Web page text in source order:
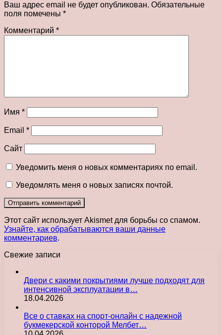
Ваш адрес email не будет опубликован. Обязательные
поля помечены *
Комментарий *
Имя *
Email *
Сайт
Уведомить меня о новых комментариях по email.
Уведомлять меня о новых записях почтой.
Этот сайт использует Akismet для борьбы со спамом.
Узнайте, как обрабатываются ваши данные
комментариев.
Свежие записи
Двери с какими покрытиями лучше подходят для
интенсивной эксплуатации в…
18.04.2026
Все о ставках на спорт-онлайн с надежной
букмекерской конторой Мелбет…